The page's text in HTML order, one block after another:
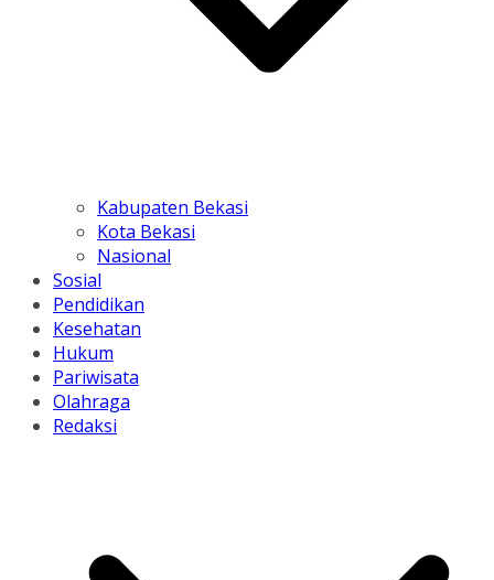
Kabupaten Bekasi
Kota Bekasi
Nasional
Sosial
Pendidikan
Kesehatan
Hukum
Pariwisata
Olahraga
Redaksi